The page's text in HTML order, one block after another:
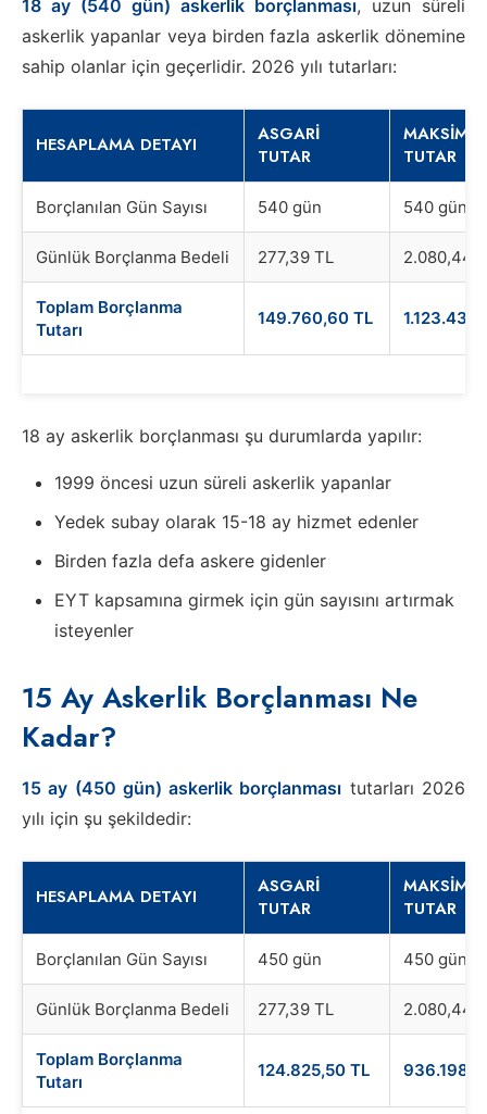
18 ay (540 gün) askerlik borçlanması, uzun süreli
askerlik yapanlar veya birden fazla askerlik dönemine
sahip olanlar için geçerlidir. 2026 yılı tutarları:
HESAPLAMA DETAYI
ASGARI
TUTAR
TUTAR
Borçlanılan Gün Sayısı 540 gün 540 gün
Günlük Borçlanma Bedeli 277,39 TL 2.080,44
Toplam Borçlanma
Tutarı
149.760,60 TL
18 ay askerlik borçlanması şu durumlarda yapılır:
1999 öncesi uzun süreli askerlik yapanlar
Yedek subay olarak 15-18 ay hizmet edenler
Birden fazla defa askere gidenler
EYT kapsamına girmek için gün sayısını artırmak
isteyenler
15 Ay Askerlik Borçlanması Ne
Kadar?
15 ay (450 gün) askerlik borçlanması tutarları 2026
yılı için şu şekildedir:
HESAPLAMA DETAYI
ASGARI
TUTAR
TUTAR
Borçlanılan Gün Sayısı 450 gün 450 gün
Günlük Borçlanma Bedeli 277,39 TL 2.080,44
Toplam Borçlanma
Tutarı
124.825,50 TL